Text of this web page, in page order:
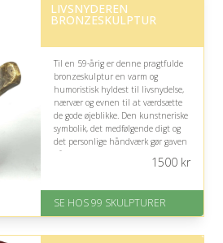
LIVSNYDEREN
BRONZESKULPTUR
Til en 59-årig er denne pragtfulde
bronzeskulptur en varm og
humoristisk hyldest til livsnydelse,
nærvær og evnen til at værdsætte
de gode øjeblikke. Den kunstneriske
symbolik, det medfølgende digt og
det personlige håndværk gør gaven
både charmerende og meningsfuld.
Gratis fragt
på 4.6 ud af 5
1500kr
SE HOS 99 SKULPTURER